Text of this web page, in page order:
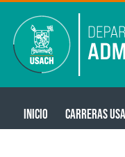
Main navigation
INICIO CARRERAS